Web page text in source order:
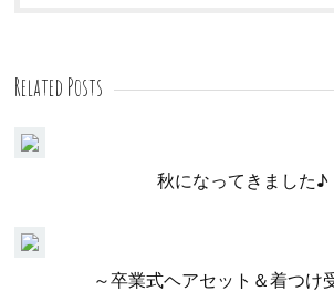
Related Posts
秋になってきました♪
～卒業式ヘアセット＆着つけ